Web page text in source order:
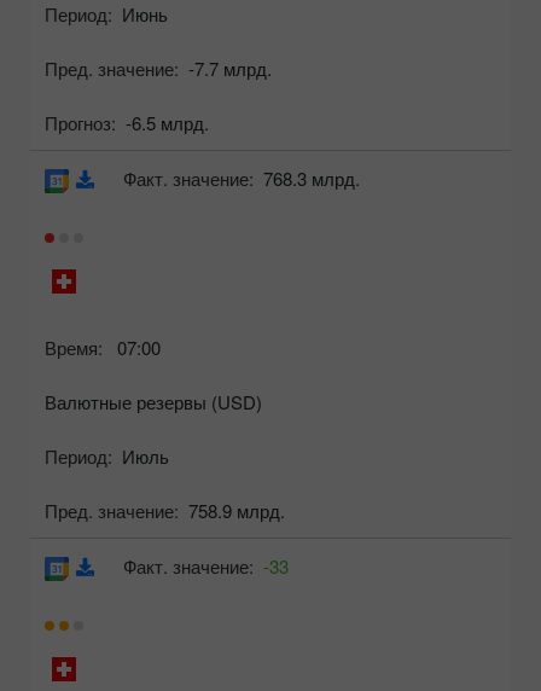
Период: Июнь
Пред. значение: -7.7 млрд.
Прогноз: -6.5 млрд.
Время: 07:00
Валютные резервы (USD)
Период: Июль
Пред. значение: 758.9 млрд.
Факт. значение: 768.3 млрд.
Факт. значение: -33